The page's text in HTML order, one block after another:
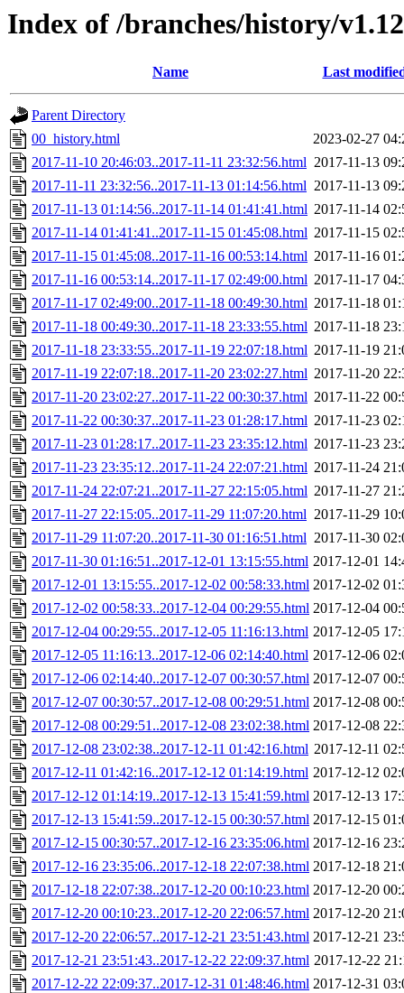
Index of /branches/history/
Name Last
Parent Directory
00_history.html
2023-02-27
2017-11-10 20:46:03..2017-11-11 23:32:56.html 2017-11-13
2017-11-11 23:32:56..2017-11-13 01:14:56.html 2017-11-13
2017-11-13 01:14:56..2017-11-14 01:41:41.html 2017-11-14
2017-11-14 01:41:41..2017-11-15 01:45:08.html 2017-11-15
2017-11-15 01:45:08..2017-11-16 00:53:14.html 2017-11-16
2017-11-16 00:53:14..2017-11-17 02:49:00.html 2017-11-17
2017-11-17 02:49:00..2017-11-18 00:49:30.html 2017-11-18
2017-11-18 00:49:30..2017-11-18 23:33:55.html 2017-11-18
2017-11-18 23:33:55..2017-11-19 22:07:18.html 2017-11-19
2017-11-19 22:07:18..2017-11-20 23:02:27.html 2017-11-20
2017-11-20 23:02:27..2017-11-22 00:30:37.html 2017-11-22
2017-11-22 00:30:37..2017-11-23 01:28:17.html 2017-11-23
2017-11-23 01:28:17..2017-11-23 23:35:12.html 2017-11-23
2017-11-23 23:35:12..2017-11-24 22:07:21.html 2017-11-24
2017-11-24 22:07:21..2017-11-27 22:15:05.html 2017-11-27
2017-11-27 22:15:05..2017-11-29 11:07:20.html 2017-11-29
2017-11-29 11:07:20..2017-11-30 01:16:51.html 2017-11-30
2017-11-30 01:16:51..2017-12-01 13:15:55.html 2017-12-01
2017-12-01 13:15:55..2017-12-02 00:58:33.html 2017-12-02
2017-12-02 00:58:33..2017-12-04 00:29:55.html 2017-12-04
2017-12-04 00:29:55..2017-12-05 11:16:13.html 2017-12-05
2017-12-05 11:16:13..2017-12-06 02:14:40.html 2017-12-06
2017-12-06 02:14:40..2017-12-07 00:30:57.html 2017-12-07
2017-12-07 00:30:57..2017-12-08 00:29:51.html 2017-12-08
2017-12-08 00:29:51..2017-12-08 23:02:38.html 2017-12-08
2017-12-08 23:02:38..2017-12-11 01:42:16.html 2017-12-11
2017-12-11 01:42:16..2017-12-12 01:14:19.html 2017-12-12
2017-12-12 01:14:19..2017-12-13 15:41:59.html 2017-12-13
2017-12-13 15:41:59..2017-12-15 00:30:57.html 2017-12-15
2017-12-15 00:30:57..2017-12-16 23:35:06.html 2017-12-16
2017-12-16 23:35:06..2017-12-18 22:07:38.html 2017-12-18
2017-12-18 22:07:38..2017-12-20 00:10:23.html 2017-12-20
2017-12-20 00:10:23..2017-12-20 22:06:57.html 2017-12-20
2017-12-20 22:06:57..2017-12-21 23:51:43.html 2017-12-21
2017-12-21 23:51:43..2017-12-22 22:09:37.html 2017-12-22
2017-12-22 22:09:37..2017-12-31 01:48:46.html 2017-12-31